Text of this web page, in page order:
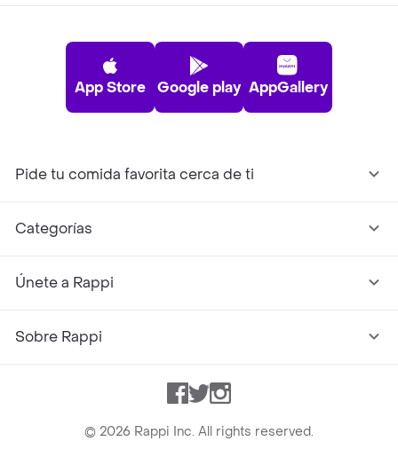
App Store Google play AppGallery
Pide tu comida favorita cerca de ti
Categorías
Únete a Rappi
Sobre Rappi
Facebook
TwitterInstagram
© 2026 Rappi Inc. All rights reserved.